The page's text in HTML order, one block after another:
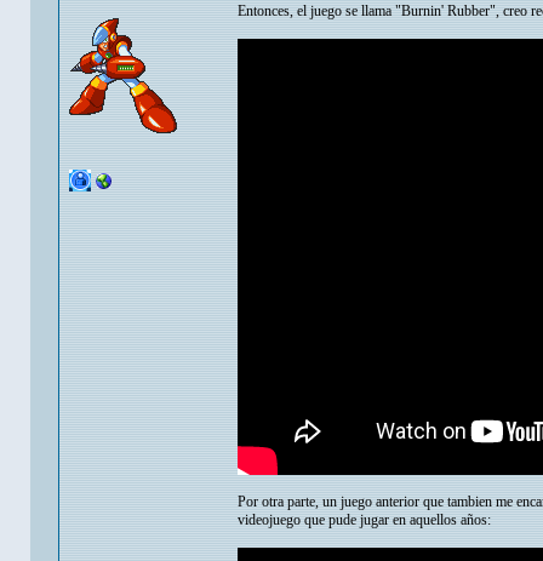
Entonces, el juego se llama "Burnin' Rubber", creo
Por otra parte, un juego anterior que tambien me
videojuego que pude jugar en aquellos años: